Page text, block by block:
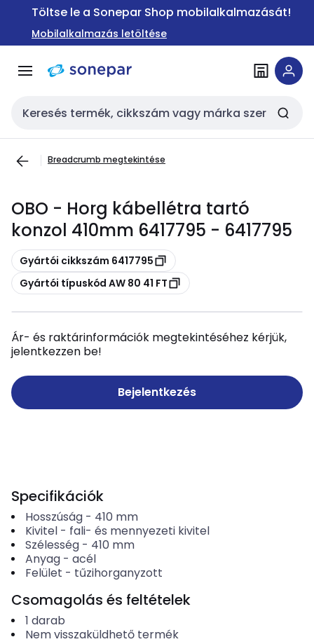
Ugrás a
Ugrás a
tartalomra
Töltse le a Sonepar Shop mobilalkalmazását!
Mobilalkalmazás letöltése
Keresési bemenet
Breadcrumb megtekintése
OBO - Horg kábellétra tartó
konzol 410mm 6417795 - 6417795
Másolás
Gyártói cikkszám 6417795
Másolás
Gyártói típuskód AW 80 41 FT
Ár- és raktárinformációk megtekintéséhez kérjük,
jelentkezzen be!
Bejelentkezés
Specifikációk
Hosszúság- 410 mm
Kivitel- fali- és mennyezeti kivitel
Szélesség- 410 mm
Anyag- acél
Felület - tűzihorganyzott
Csomagolás és feltételek
1 darab
Nem visszaküldhető termék